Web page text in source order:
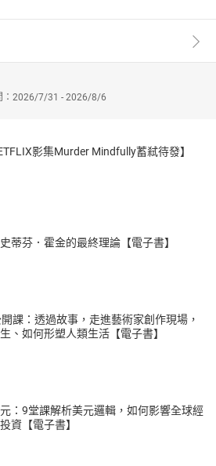
的特點，以其最獨特的市場策略研
像養成遊戲的新特點，這個祕密，是包
非常知名的日本內容產業研究專家，
要籌畫和撰寫的《AKB48的光與影》，
字，提供給一般社會大眾，瞭解日本的
，以及解析近似龜毛又極具創新力的日
這麼興盛，以及如何領先潮流來創造出
：2026/7/31 - 2026/8/6
影集Murder Mindfully蓄弒待發】
蒂芬．霍金的最終理論【電子書】
課：透過故事，走進藝術家創作現場，
、如何形塑人類生活【電子書】
：9堂課解析美元邏輯，如何影響全球經
資【電子書】